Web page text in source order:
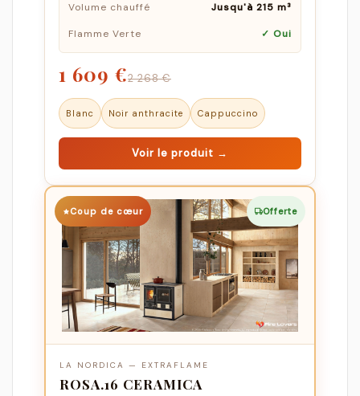
Volume chauffé Jusqu'à 215 m³
Flamme Verte ✓ Oui
1 609 €2 268 €
Blanc Noir anthracite Cappuccino
Voir le produit →
Coup de cœur Offerte
LA NORDICA — EXTRAFLAME
ROSA.16 CERAMICA